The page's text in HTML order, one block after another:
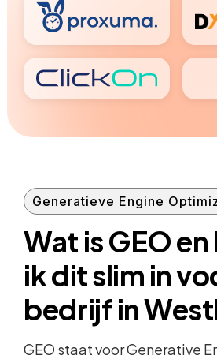
Generatieve Engine
Wat is GEO
ik dit slim in
bedrijf in
GEO staat voor Generative